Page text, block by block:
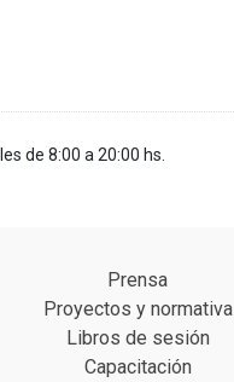
de 8:00 a 20:00 hs.
Prensa
Proyectos y normativa
Libros de sesión
Capacitación